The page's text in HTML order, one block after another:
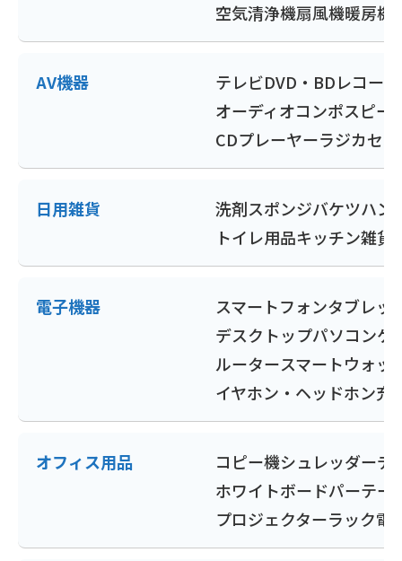
空気清浄機扇風機暖房機
AV機器 テレビDVD・BDレコー
オーディオコンポスピー
CDプレーヤーラジカセ
日用雑貨 洗剤スポンジバケツハン
トイレ用品キッチン雑貨
電子機器 スマートフォンタブレッ
デスクトップパソコンゲ
ルータースマートウォッ
イヤホン・ヘッドホン充
オフィス用品 コピー機シュレッダーデ
ホワイトボードパーテー
プロジェクターラック電